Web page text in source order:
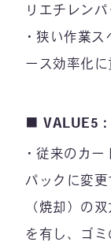
リエチレン
狭い作業ス
ース効率化に
■ VALUE5
従来のカー
パックに変
（焼却）の
を有し、ゴミ